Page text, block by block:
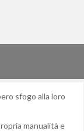
sfogo alla loro
manualità e